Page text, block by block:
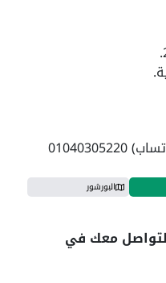
البورشور
معك في